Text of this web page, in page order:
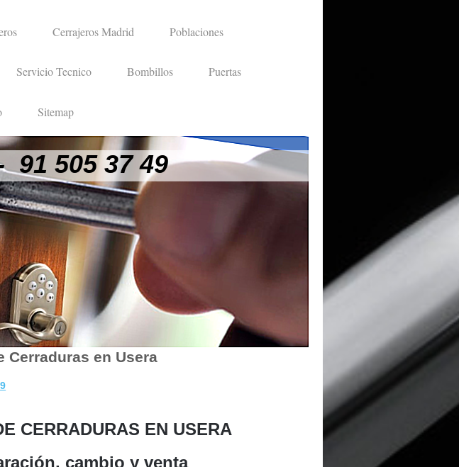
Cerrajeros Madrid Poblaciones
Servicio Tecnico Bombillos Puertas
Sitemap
505 37 49
Cerraduras en Usera
CERRADURAS EN USERA
cambio y venta